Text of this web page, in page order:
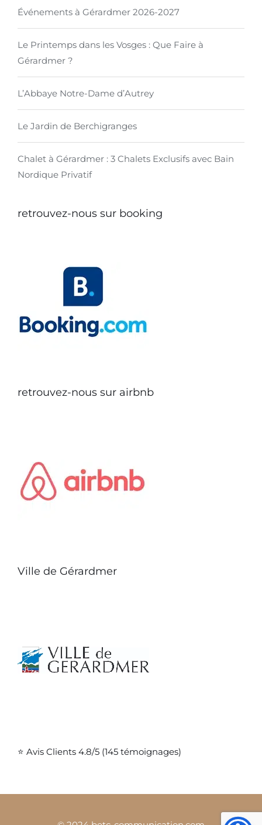
Événements à Gérardmer 2026-2027
Le Printemps dans les Vosges : Que Faire à
Gérardmer ?
L’Abbaye Notre-Dame d’Autrey
Le Jardin de Berchigranges
Chalet à Gérardmer : 3 Chalets Exclusifs avec Bain
Nordique Privatif
retrouvez-nous sur booking
retrouvez-nous sur airbnb
Ville de Gérardmer
⭐ Avis Clients 4.8/5 (145 témoignages)